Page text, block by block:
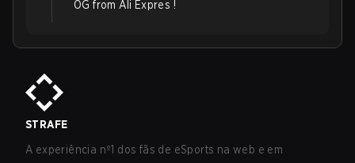
OG from Ali Expres !
STRAFE
A experiência nº1 dos fãs de eSports na web e em